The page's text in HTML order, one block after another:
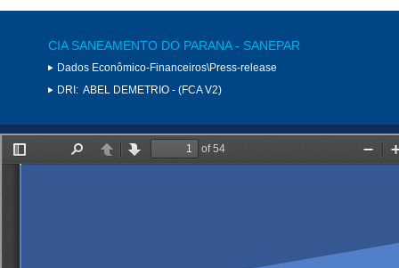
CIA SANEAMENTO DO PARANA - SANEPAR
Dados Econômico-Financeiros\Press-release
DRI: ABEL DEMETRIO - (FCA V2)